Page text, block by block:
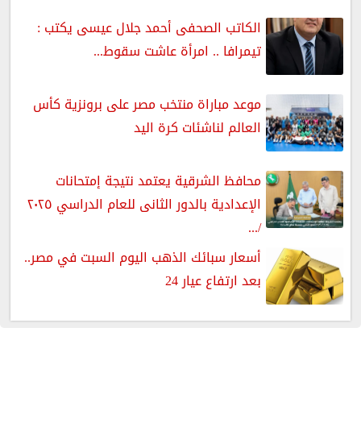
الكاتب الصحفى أحمد جلال عيسى يكتب :
تيمرافا .. امرأة عاشت سقوط...
موعد مباراة منتخب مصر على برونزية كأس
العالم لناشئات كرة اليد
محافظ الشرقية يعتمد نتيجة إمتحانات
الإعدادية بالدور الثانى للعام الدراسي ٢٠٢٥
/...
أسعار سبائك الذهب اليوم السبت في مصر..
بعد ارتفاع عيار 24